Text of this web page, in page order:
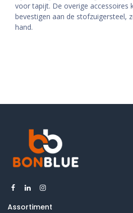
voor tapijt. De overige accessoires
bevestigen aan de stofzuigersteel,
hand.
Assortiment